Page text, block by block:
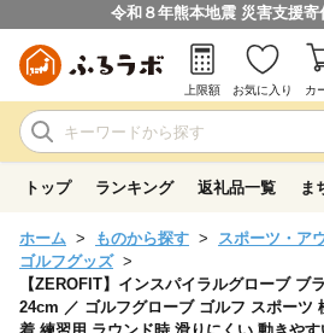
令和８年熊本地震 災害支援寄
上限額 お気に入り カ
トップ ランキング 返礼品一覧 ま
ホーム ものから探す
スポーツ・ア
ゴルフグッズ
【ZEROFIT】インスパイラルグローブ ブ
24cm ／ ゴルフグローブ ゴルフ スポーツ